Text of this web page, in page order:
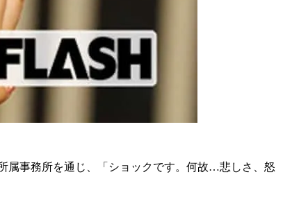
属事務所を通じ、「ショックです。何故…悲しさ、怒